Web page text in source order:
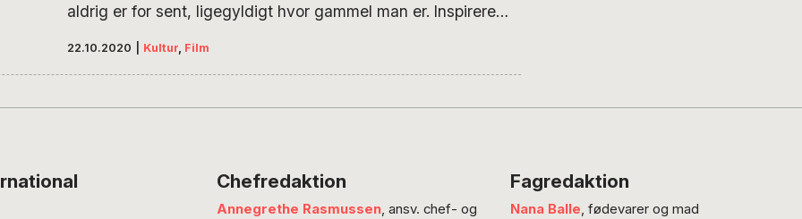
aldrig er for sent, ligegyldigt hvor gammel man er. Inspirere
vigtigst af alt – aldrig at glemme deres nære venskaber,” siger
filmen Madklubbens instruktør Barbara Topsøe-Rothenborg.
22.10.2020 Kultur, Film
Chefredaktion
Annegrethe Rasmussen, ansv. chef- og
Fagredaktion
Nana Balle, fødevarer og mad